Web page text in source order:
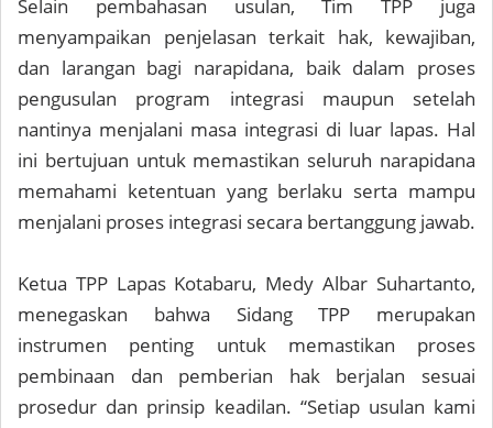
Selain pembahasan usulan, Tim TPP juga
menyampaikan penjelasan terkait hak, kewajiban,
dan larangan bagi narapidana, baik dalam proses
pengusulan program integrasi maupun setelah
nantinya menjalani masa integrasi di luar lapas. Hal
ini bertujuan untuk memastikan seluruh narapidana
memahami ketentuan yang berlaku serta mampu
menjalani proses integrasi secara bertanggung jawab.
Ketua TPP Lapas Kotabaru, Medy Albar Suhartanto,
menegaskan bahwa Sidang TPP merupakan
instrumen penting untuk memastikan proses
pembinaan dan pemberian hak berjalan sesuai
prosedur dan prinsip keadilan. “Setiap usulan kami